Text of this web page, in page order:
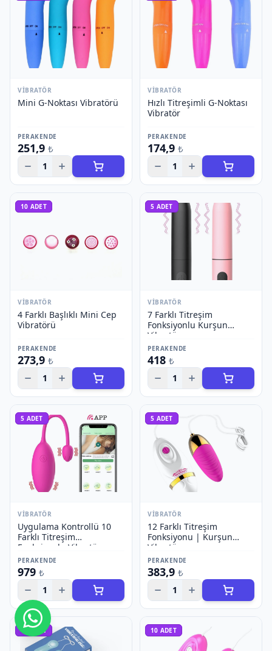
VIBRATÖR
Mini G-Noktası Vibratörü
PERAKENDE
251,9 ₺
1
VIBRATÖR
Hızlı Titreşimli G-Noktası
Vibratör
PERAKENDE
174,9 ₺
1
10 ADET
VIBRATÖR
4 Farklı Başlıklı Mini Cep
Vibratörü
PERAKENDE
273,9 ₺
1
5 ADET
VIBRATÖR
7 Farklı Titreşim
Fonksiyonlu Kurşun
Vibratör
PERAKENDE
418 ₺
1
5 ADET
VIBRATÖR
Uygulama Kontrollü 10
Farklı Titreşim
Fonksiyonlu Vibratör
PERAKENDE
979 ₺
1
5 ADET
VIBRATÖR
12 Farklı Titreşim
Fonksiyonu | Kurşun
Vibratör
PERAKENDE
383,9 ₺
1
10 ADET 10 ADET
Bize Ulaşın